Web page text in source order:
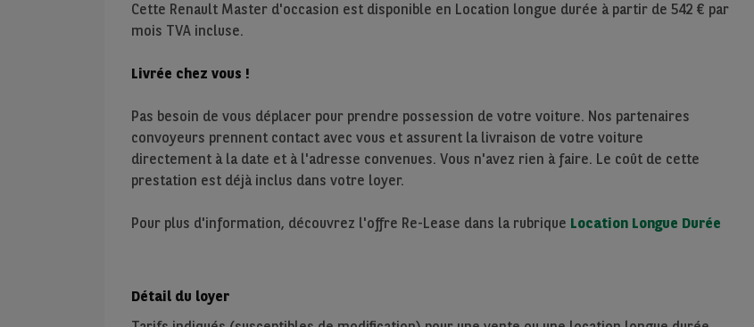
Cette Renault Master d'occasion est disponible en Location longue durée à partir de 542 € par
mois TVA incluse.
Livrée chez vous !
Pas besoin de vous déplacer pour prendre possession de votre voiture. Nos partenaires
convoyeurs prennent contact avec vous et assurent la livraison de votre voiture
directement à la date et à l'adresse convenues. Vous n'avez rien à faire. Le coût de cette
prestation est déjà inclus dans votre loyer.
Pour plus d'information, découvrez l'offre Re-Lease dans la rubrique Location Longue Durée
Détail du loyer